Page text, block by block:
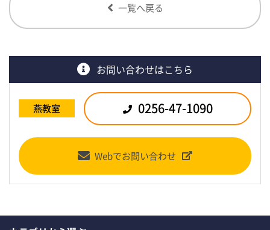
一覧へ戻る
お問い合わせはこちら
燕教室 0256-47-1090
Webでお問い合わせ